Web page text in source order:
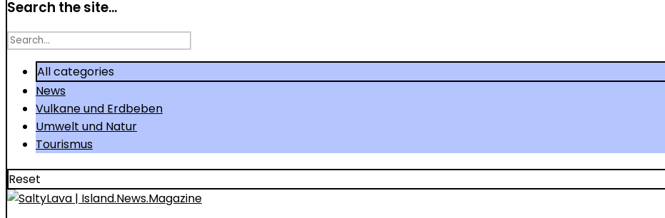
Search the site...
Search
All categories
News
Vulkane und Erdbeben
Umwelt und Natur
Tourismus
Reset